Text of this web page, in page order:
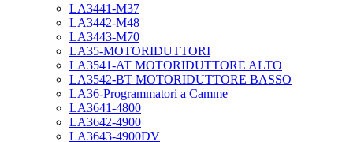
LA3441-M37
LA3442-M48
LA3443-M70
LA35-MOTORIDUTTORI
LA3541-AT MOTORIDUTTORE ALTO
LA3542-BT MOTORIDUTTORE BASSO
LA36-Programmatori a Camme
LA3641-4800
LA3642-4900
LA3643-4900DV